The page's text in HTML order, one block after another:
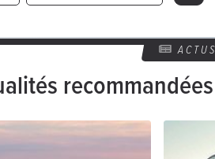
ACTUS
recommandées